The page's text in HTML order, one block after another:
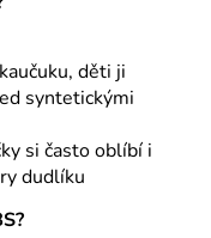
děti ji
syntetickými
si často oblíbí i
dudlíku